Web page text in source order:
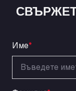
ARAL
Obernburger
Ardleigh
a120
Area 47
Име*